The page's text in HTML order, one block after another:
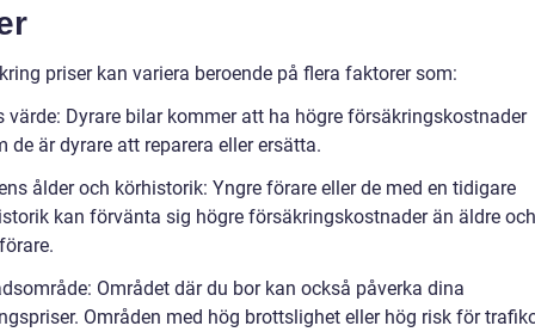
priser kan variera beroende på flera faktorer som:
värde: Dyrare bilar kommer att ha högre försäkringskostnader
de är dyrare att reparera eller ersätta.
ålder och körhistorik: Yngre förare eller de med en tidigare
kan förvänta sig högre försäkringskostnader än äldre
Området där du bor kan också påverka dina
Områden med hög brottslighet eller hög risk för